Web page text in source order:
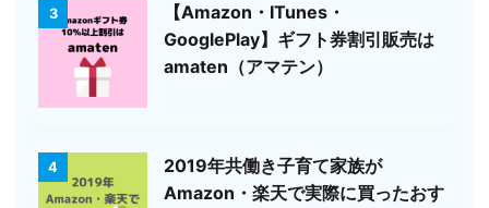
3
【Amazon・ITunes・
GooglePlay】ギフト券割引販売は
amaten（アマテン）
4
2019年共働き子育て家族が
Amazon・楽天で実際に買ったおす